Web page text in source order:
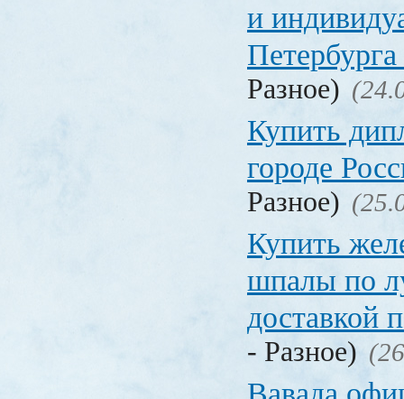
и
Петербурга
Разное)
Купить
городе
Разное)
Купить
шпалы по
доставкой
- Разное)